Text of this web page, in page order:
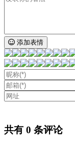
添加表情
共有 0 条评论